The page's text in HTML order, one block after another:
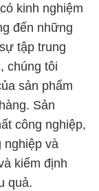
kinh nghiệm
đến những
tập trung
chúng tôi
sản phẩm
Sản
công nghiệp,
nghiệp và
kiểm định
quả.